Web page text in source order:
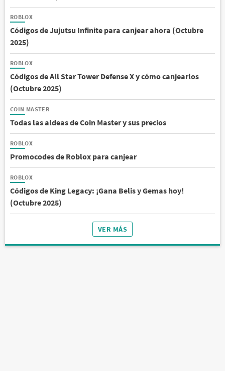
ROBLOX
Códigos de Jujutsu Infinite para canjear ahora (Octubre
2025)
ROBLOX
Códigos de All Star Tower Defense X y cómo canjearlos
(Octubre 2025)
COIN MASTER
Todas las aldeas de Coin Master y sus precios
ROBLOX
Promocodes de Roblox para canjear
ROBLOX
Códigos de King Legacy: ¡Gana Belis y Gemas hoy!
(Octubre 2025)
VER MÁS